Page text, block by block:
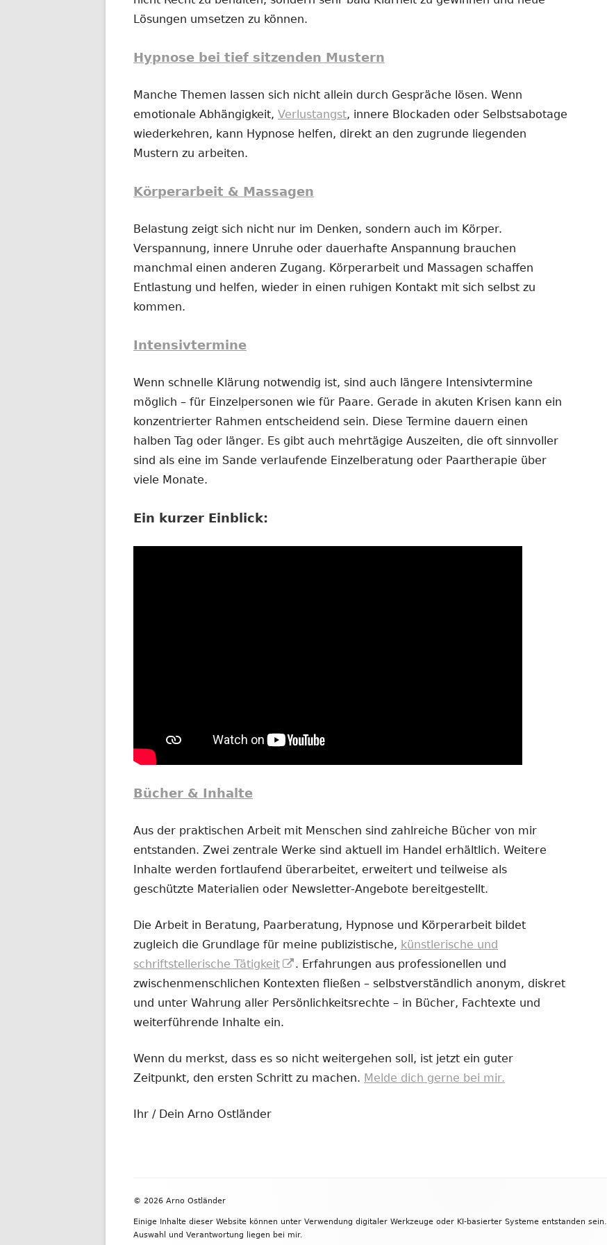
Lösungen umsetzen zu können.
Hypnose bei tief sitzenden Mustern
Manche Themen lassen sich nicht allein durch Gespräche lösen. Wenn
emotionale Abhängigkeit, Verlustangst, innere Blockaden oder Selbstsabotage
wiederkehren, kann Hypnose helfen, direkt an den zugrunde liegenden
Mustern zu arbeiten.
Körperarbeit & Massagen
Belastung zeigt sich nicht nur im Denken, sondern auch im Körper.
Verspannung, innere Unruhe oder dauerhafte Anspannung brauchen
manchmal einen anderen Zugang. Körperarbeit und Massagen schaffen
Entlastung und helfen, wieder in einen ruhigen Kontakt mit sich selbst zu
kommen.
Intensivtermine
Wenn schnelle Klärung notwendig ist, sind auch längere Intensivtermine
möglich – für Einzelpersonen wie für Paare. Gerade in akuten Krisen kann ein
konzentrierter Rahmen entscheidend sein. Diese Termine dauern einen
halben Tag oder länger. Es gibt auch mehrtägige Auszeiten, die oft sinnvoller
sind als eine im Sande verlaufende Einzelberatung oder Paartherapie über
viele Monate.
Ein kurzer Einblick:
Bücher & Inhalte
Aus der praktischen Arbeit mit Menschen sind zahlreiche Bücher von mir
entstanden. Zwei zentrale Werke sind aktuell im Handel erhältlich. Weitere
Inhalte werden fortlaufend überarbeitet, erweitert und teilweise als
geschützte Materialien oder Newsletter-Angebote bereitgestellt.
Die Arbeit in Beratung, Paarberatung, Hypnose und Körperarbeit bildet
zugleich die Grundlage für meine publizistische, künstlerische und
schriftstellerische Tätigkeit
In
neuem
Fenster
. Erfahrungen aus professionellen und
zwischenmenschlichen Kontexten fließen – selbstverständlich anonym, diskret
und unter Wahrung aller Persönlichkeitsrechte – in Bücher, Fachtexte und
weiterführende Inhalte ein.
Wenn du merkst, dass es so nicht weitergehen soll, ist jetzt ein guter
Zeitpunkt, den ersten Schritt zu machen. Melde dich gerne bei mir.
Ihr / Dein Arno Ostländer
Inhalt
© 2026 Arno Ostländer
Einige Inhalte dieser Website können unter Verwendung digitaler Werkzeuge oder KI-basierter Systeme entstanden sein.
Auswahl und Verantwortung liegen bei mir.